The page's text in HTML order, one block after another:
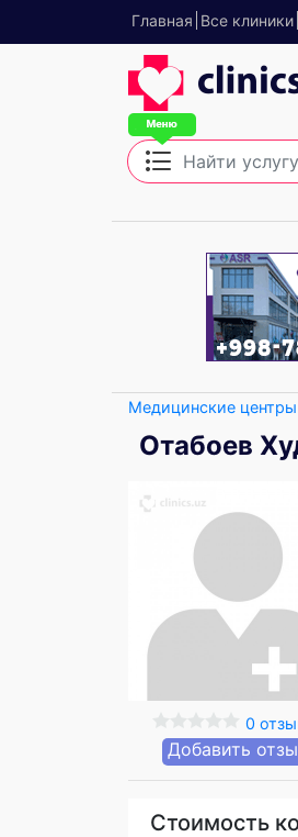
Главная Все клиники
Медицинские
Отабоев
0
Добавить
Стоимость